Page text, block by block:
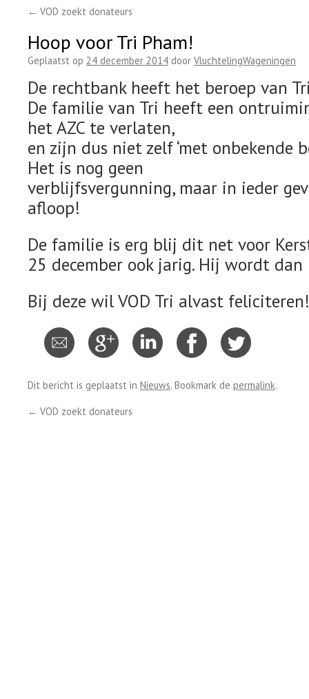
← VOD zoekt donateurs
Hoop voor Tri Pham!
Geplaatst op 24 december 2014 door VluchtelingWageningen
De rechtbank heeft het beroep van
De familie van Tri heeft een
het AZC te verlaten,
en zijn dus niet zelf ‘met onbekende
Het is nog geen
verblijfsvergunning, maar in ieder
afloop!
De familie is erg blij dit net voor
25 december ook jarig. Hij wordt dan
Bij deze wil VOD Tri alvast feliciteren!
Dit bericht is geplaatst in Nieuws. Bookmark de permalink.
← VOD zoekt donateurs